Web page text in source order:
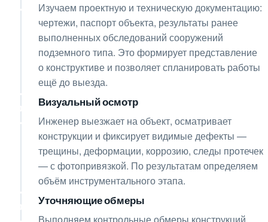
Изучаем проектную и техническую документацию:
чертежи, паспорт объекта, результаты ранее
выполненных обследований сооружений
подземного типа. Это формирует представление
о конструктиве и позволяет спланировать работы
ещё до выезда.
02
Визуальный осмотр
Инженер выезжает на объект, осматривает
конструкции и фиксирует видимые дефекты —
трещины, деформации, коррозию, следы протечек
— с фотопривязкой. По результатам определяем
объём инструментального этапа.
03
Уточняющие обмеры